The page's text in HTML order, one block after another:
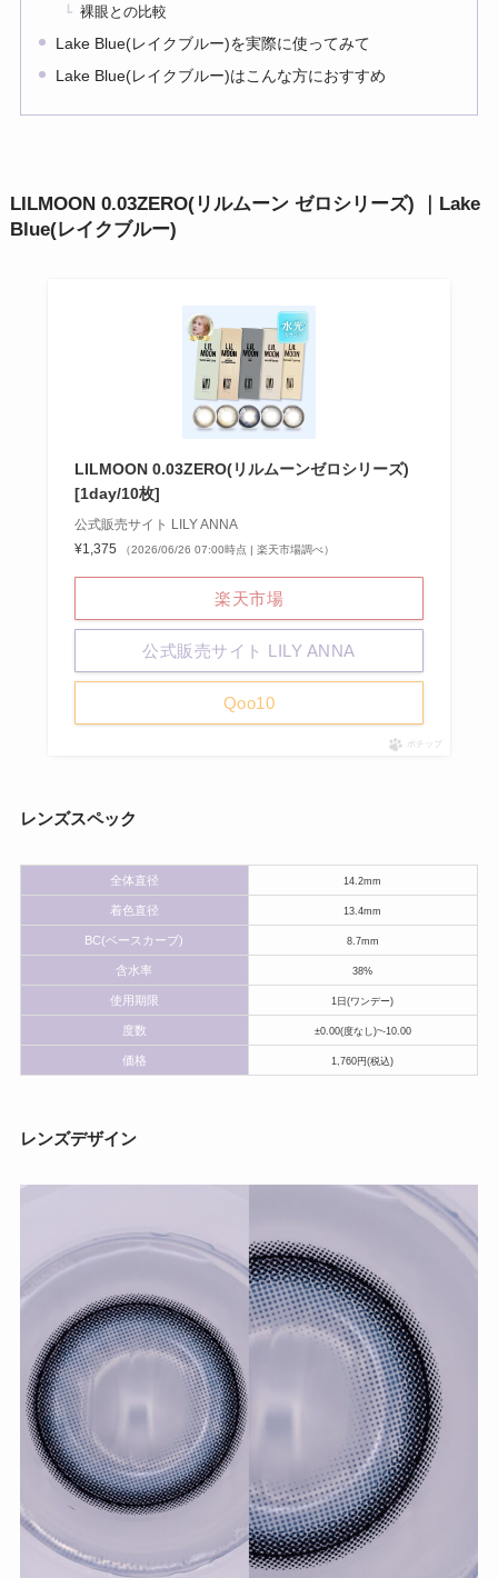
裸眼との比較
Lake Blue(レイクブルー)を実際に使ってみて
Lake Blue(レイクブルー)はこんな方におすすめ
LILMOON 0.03ZERO(リルムーン ゼロシリーズ) ｜ Lake
Blue(レイクブルー)
LILMOON 0.03ZERO(リルムーンゼロシリーズ)
[1day/10枚]
公式販売サイト LILY ANNA
¥1,375
（2026/06/26 07:00時点 | 楽天市場調べ）
楽天市場
公式販売サイト LILY ANNA
Qoo10
ポチップ
レンズスペック
全体直径 14.2mm
着色直径 13.4mm
BC(ベースカーブ) 8.7mm
含水率 38%
使用期限 1日(ワンデー)
度数 ±0.00(度なし)~-10.00
価格 1,760円(税込)
レンズデザイン